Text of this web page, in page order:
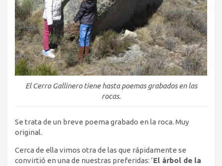
El Cerro Gallinero tiene hasta poemas grabados en las
rocas.
Se trata de un breve poema grabado en la roca. Muy
original.
Cerca de ella vimos otra de las que rápidamente se
convirtió en una de nuestras preferidas: ‘El árbol de la